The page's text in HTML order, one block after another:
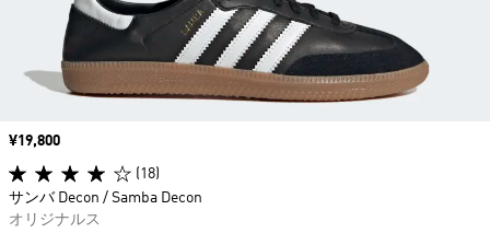
価格
¥19,800
(18)
サンバ Decon / Samba Decon
オリジナルス